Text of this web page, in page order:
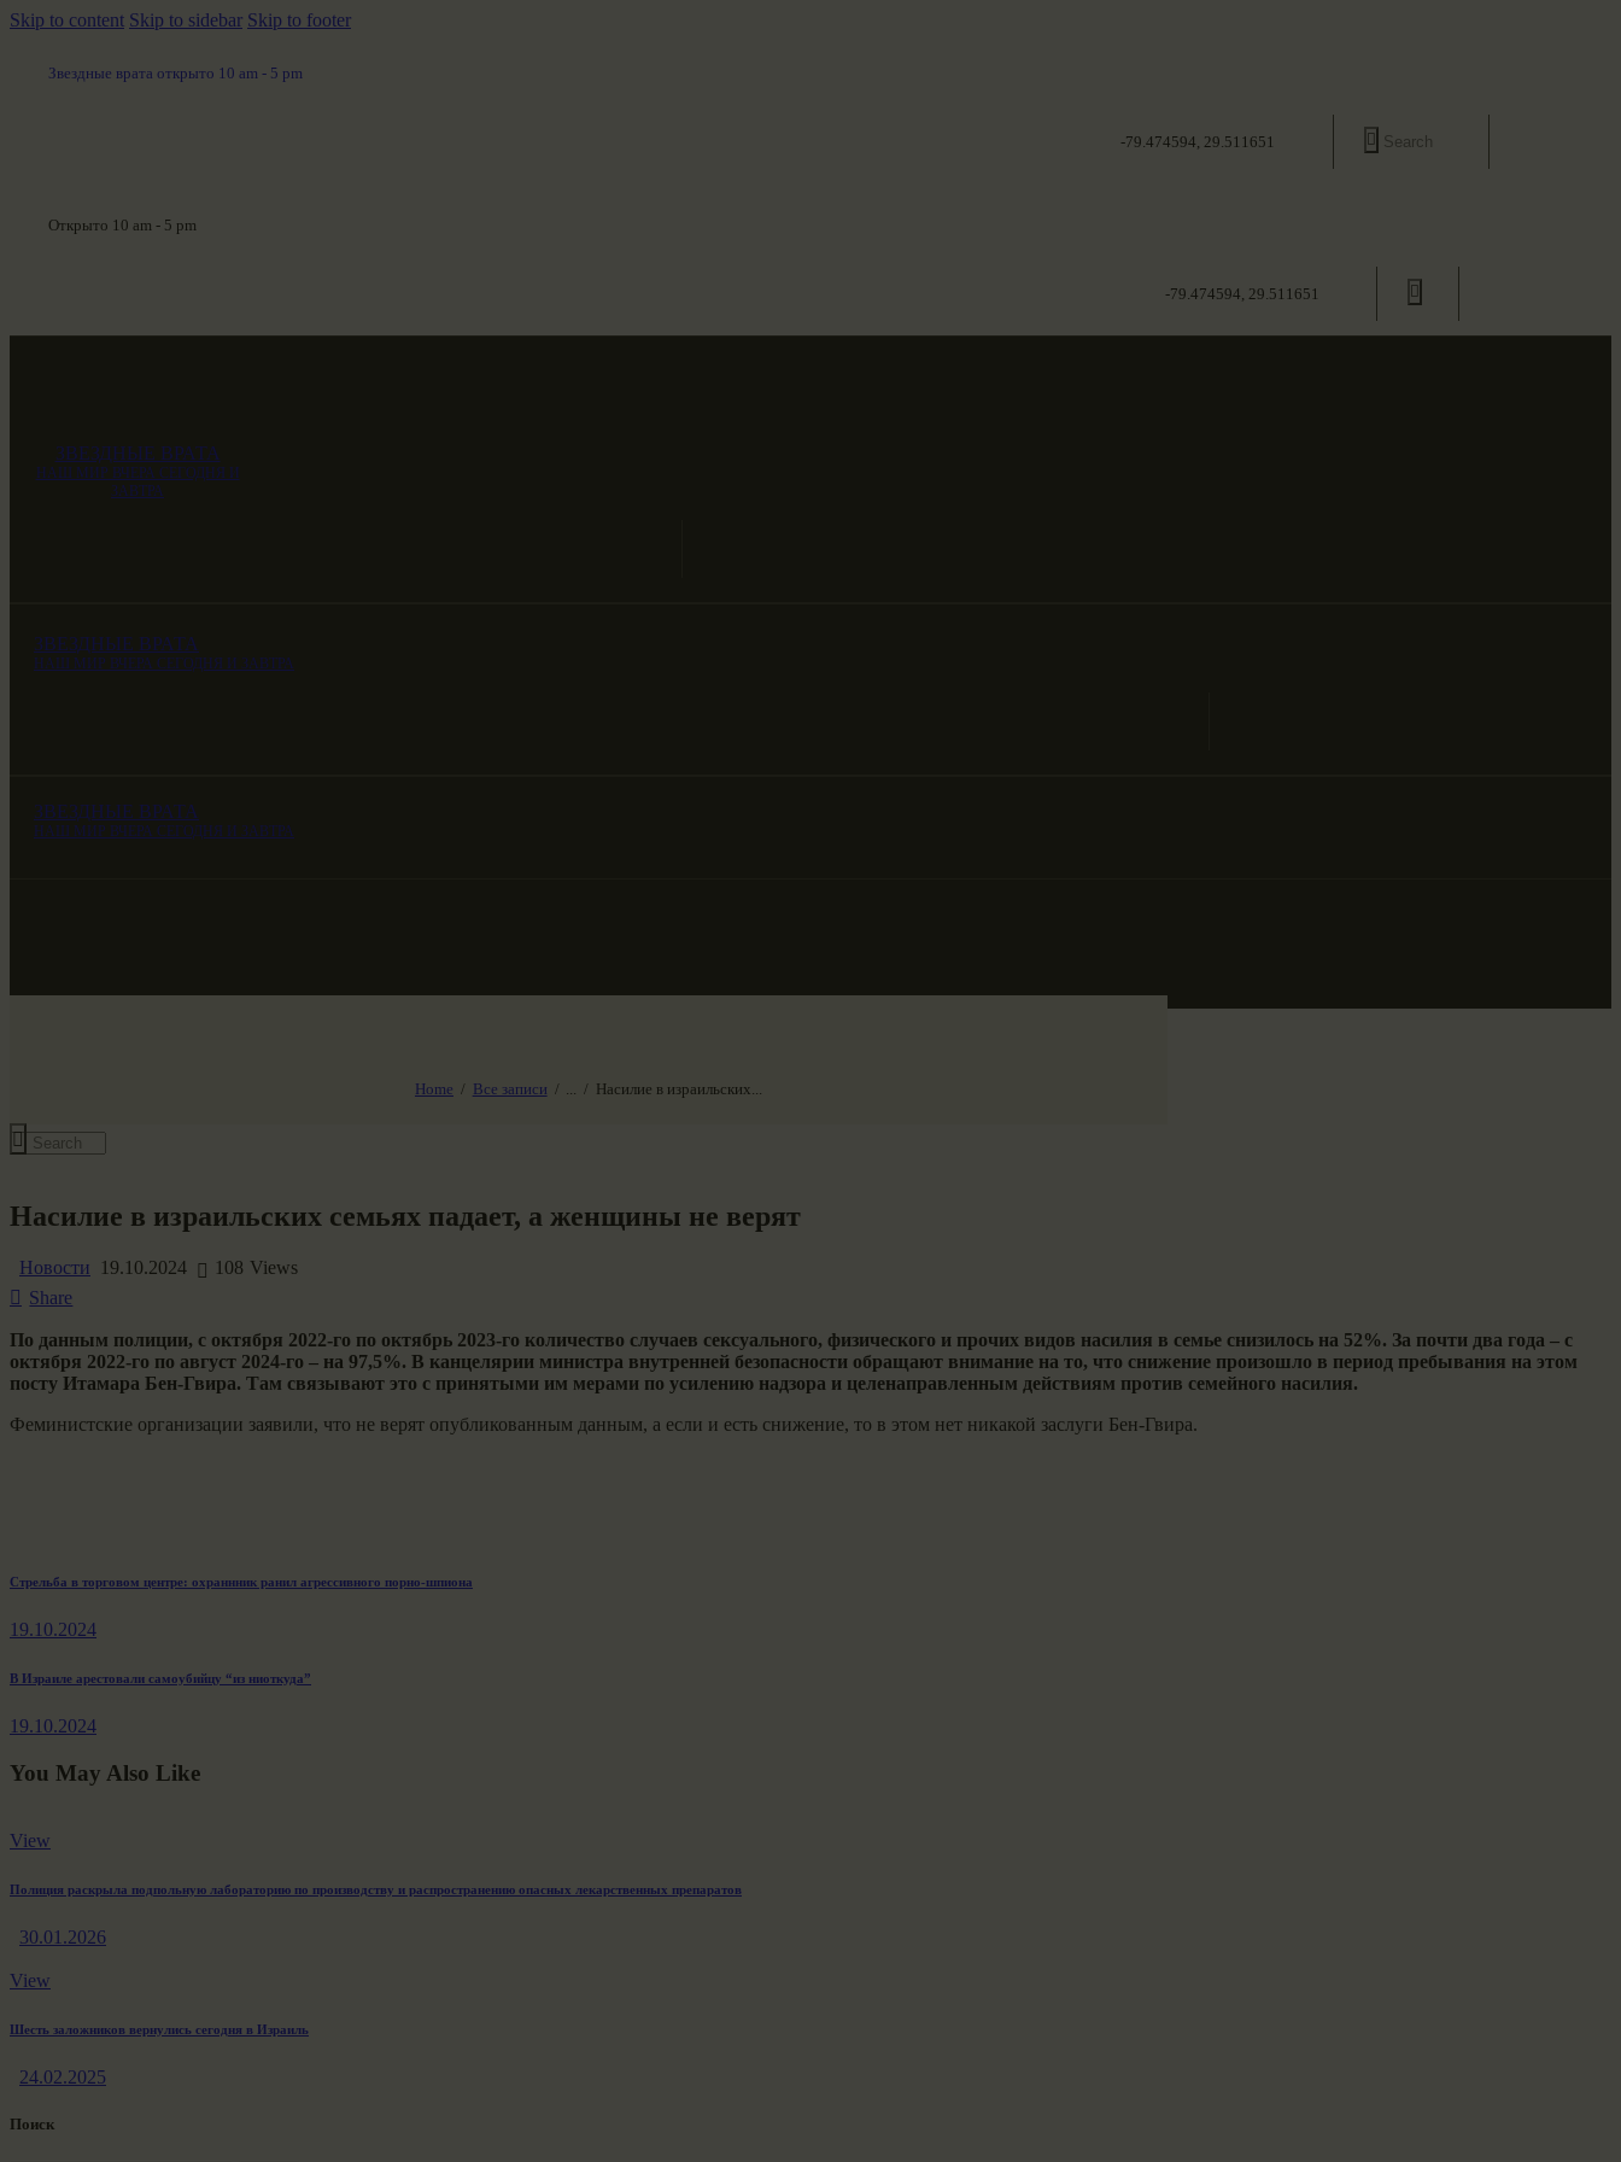
Skip to content Skip to sidebar Skip to footer
Звездные врата открыто 10 am - 5 pm
-79.474594, 29.511651
Открыто 10 am - 5 pm
-79.474594, 29.511651
ЗВЕЗДНЫЕ ВРАТА
НАШ МИР ВЧЕРА СЕГОДНЯ И
ЗАВТРА
ЗВЕЗДНЫЕ ВРАТА
НАШ МИР ВЧЕРА СЕГОДНЯ И ЗАВТРА
ЗВЕЗДНЫЕ ВРАТА
НАШ МИР ВЧЕРА СЕГОДНЯ И ЗАВТРА
Home Все записи ... Насилие в израильских...
Насилие в израильских семьях падает, а женщины не верят
Новости 19.10.2024 108 Views
Share
По данным полиции, с октября 2022-го по октябрь 2023-го количество случаев сексуального, физического и прочих видов насилия в семье снизилось на 52%. За почти два года – с
октября 2022-го по август 2024-го – на 97,5%. В канцелярии министра внутренней безопасности обращают внимание на то, что снижение произошло в период пребывания на этом
посту Итамара Бен-Гвира. Там связывают это с принятыми им мерами по усилению надзора и целенаправленным действиям против семейного насилия.
Феминистские организации заявили, что не верят опубликованным данным, а если и есть снижение, то в этом нет никакой заслуги Бен-Гвира.
Навигация
по
Previous
Стрельба в торговом центре: охраннник ранил агрессивного порно-шпиона
19.10.2024
Next
В Израиле арестовали самоубийцу “из ниоткуда”
19.10.2024
You May Also Like
View
Полиция раскрыла подпольную лабораторию по производству и распространению опасных лекарственных препаратов
30.01.2026
View
Шесть заложников вернулись сегодня в Израиль
24.02.2025
Поиск